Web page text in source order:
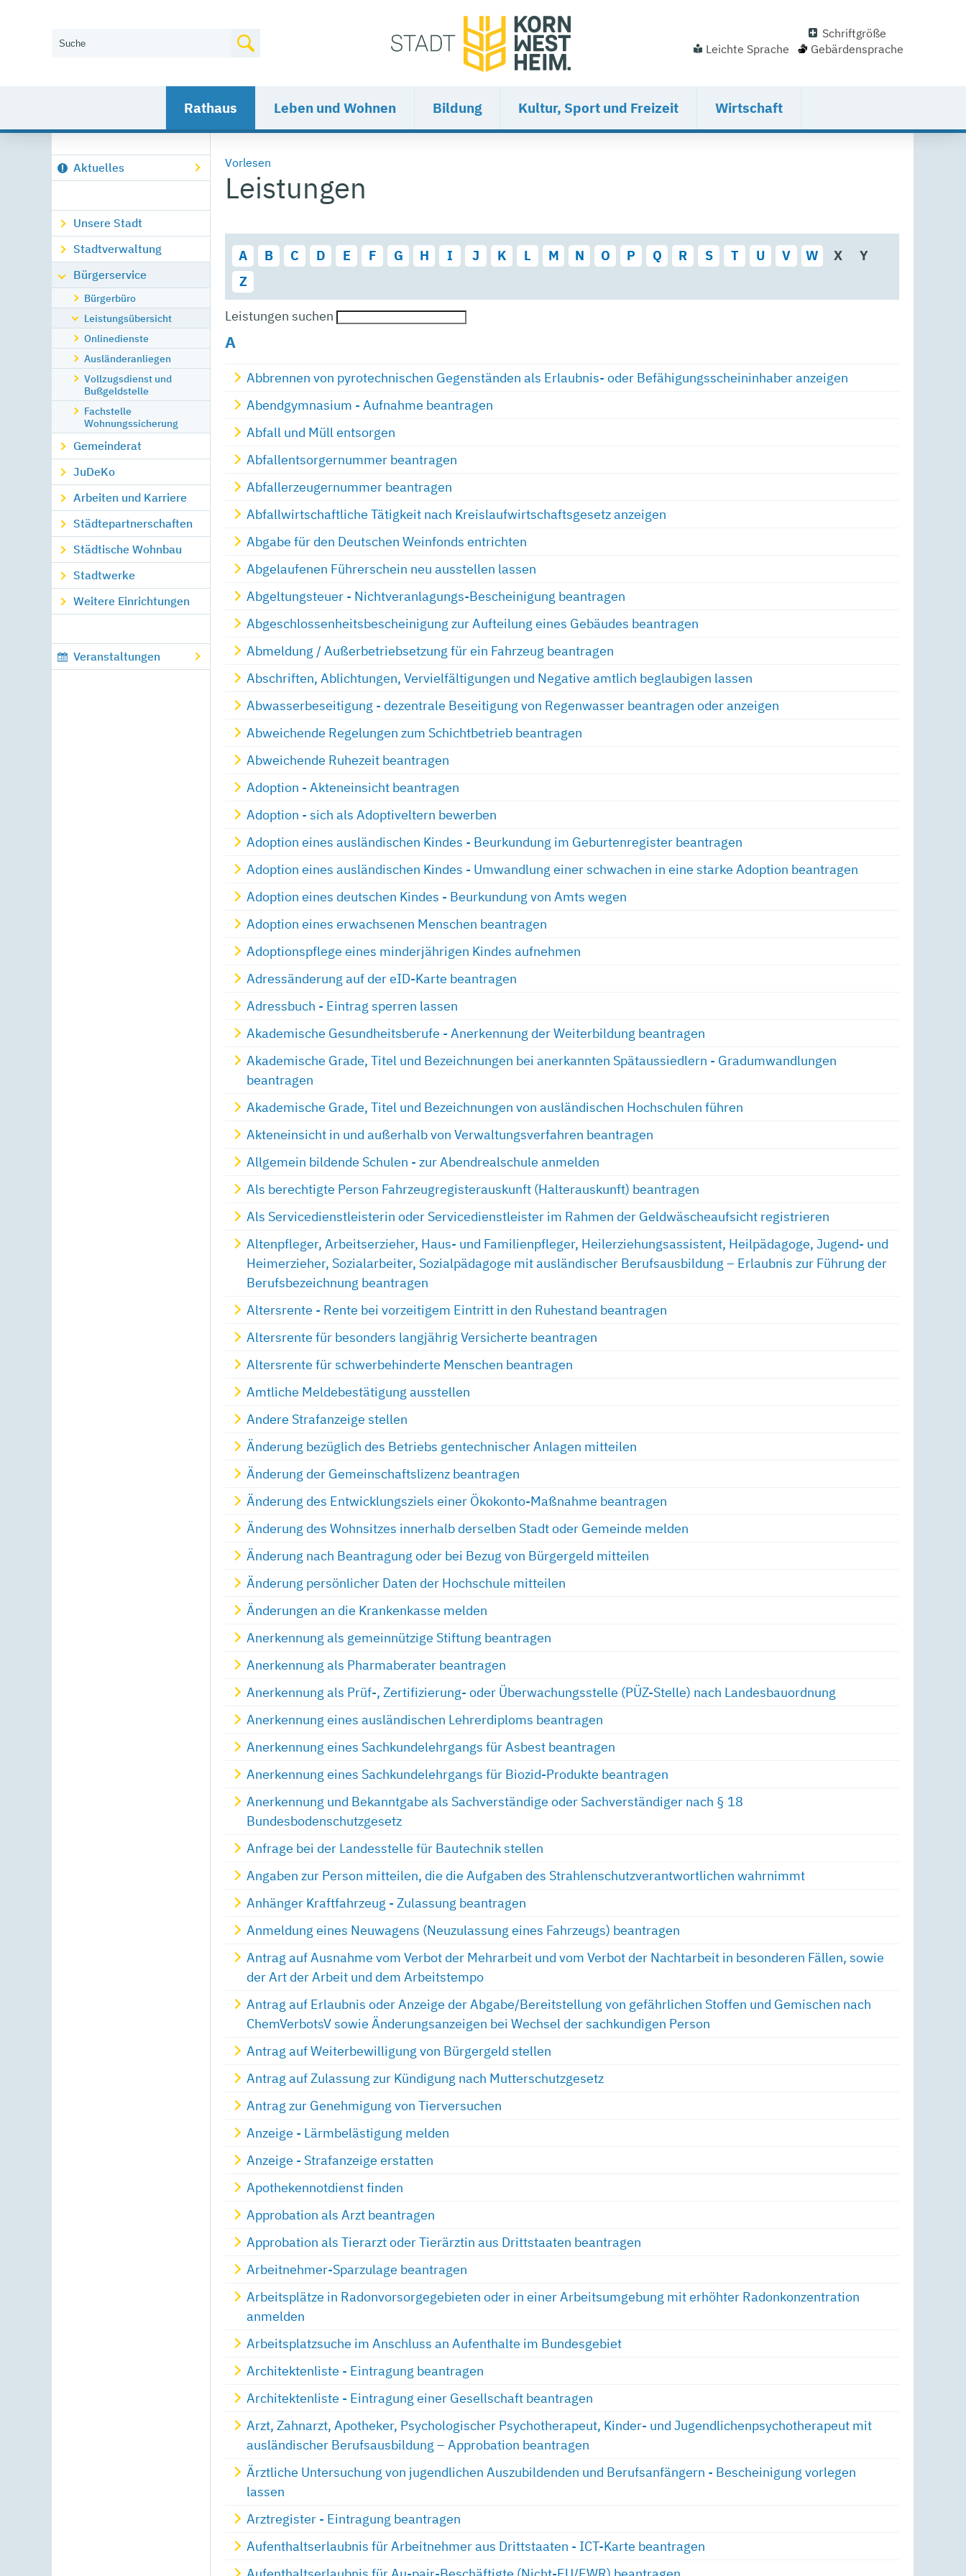
Schriftgröße
Leichte Sprache
Gebärdensprache
Rathaus Leben und Wohnen Bildung Kultur, Sport und Freizeit Wirtschaft
Aktuelles
Unsere Stadt
Stadtverwaltung
Bürgerservice
Bürgerbüro
Leistungsübersicht
Onlinedienste
Ausländeranliegen
Vollzugsdienst und
Bußgeldstelle
Fachstelle
Wohnungssicherung
Gemeinderat
JuDeKo
Arbeiten und Karriere
Städtepartnerschaften
Städtische Wohnbau
Stadtwerke
Weitere Einrichtungen
Veranstaltungen
Vorlesen
Leistungen
A B C D E F G H I J K L M N O P Q R S T U V W X
Y
Z
Leistungen suchen
A
Abbrennen von pyrotechnischen Gegenständen als Erlaubnis- oder Befähigungsscheininhaber anzeigen
Abendgymnasium - Aufnahme beantragen
Abfall und Müll entsorgen
Abfallentsorgernummer beantragen
Abfallerzeugernummer beantragen
Abfallwirtschaftliche Tätigkeit nach Kreislaufwirtschaftsgesetz anzeigen
Abgabe für den Deutschen Weinfonds entrichten
Abgelaufenen Führerschein neu ausstellen lassen
Abgeltungsteuer - Nichtveranlagungs-Bescheinigung beantragen
Abgeschlossenheitsbescheinigung zur Aufteilung eines Gebäudes beantragen
Abmeldung / Außerbetriebsetzung für ein Fahrzeug beantragen
Abschriften, Ablichtungen, Vervielfältigungen und Negative amtlich beglaubigen lassen
Abwasserbeseitigung - dezentrale Beseitigung von Regenwasser beantragen oder anzeigen
Abweichende Regelungen zum Schichtbetrieb beantragen
Abweichende Ruhezeit beantragen
Adoption - Akteneinsicht beantragen
Adoption - sich als Adoptiveltern bewerben
Adoption eines ausländischen Kindes - Beurkundung im Geburtenregister beantragen
Adoption eines ausländischen Kindes - Umwandlung einer schwachen in eine starke Adoption beantragen
Adoption eines deutschen Kindes - Beurkundung von Amts wegen
Adoption eines erwachsenen Menschen beantragen
Adoptionspflege eines minderjährigen Kindes aufnehmen
Adressänderung auf der eID-Karte beantragen
Adressbuch - Eintrag sperren lassen
Akademische Gesundheitsberufe - Anerkennung der Weiterbildung beantragen
Akademische Grade, Titel und Bezeichnungen bei anerkannten Spätaussiedlern - Gradumwandlungen
beantragen
Akademische Grade, Titel und Bezeichnungen von ausländischen Hochschulen führen
Akteneinsicht in und außerhalb von Verwaltungsverfahren beantragen
Allgemein bildende Schulen - zur Abendrealschule anmelden
Als berechtigte Person Fahrzeugregisterauskunft (Halterauskunft) beantragen
Als Servicedienstleisterin oder Servicedienstleister im Rahmen der Geldwäscheaufsicht registrieren
Altenpfleger, Arbeitserzieher, Haus- und Familienpfleger, Heilerziehungsassistent, Heilpädagoge, Jugend- und
Heimerzieher, Sozialarbeiter, Sozialpädagoge mit ausländischer Berufsausbildung – Erlaubnis zur Führung der
Berufsbezeichnung beantragen
Altersrente - Rente bei vorzeitigem Eintritt in den Ruhestand beantragen
Altersrente für besonders langjährig Versicherte beantragen
Altersrente für schwerbehinderte Menschen beantragen
Amtliche Meldebestätigung ausstellen
Andere Strafanzeige stellen
Änderung bezüglich des Betriebs gentechnischer Anlagen mitteilen
Änderung der Gemeinschaftslizenz beantragen
Änderung des Entwicklungsziels einer Ökokonto-Maßnahme beantragen
Änderung des Wohnsitzes innerhalb derselben Stadt oder Gemeinde melden
Änderung nach Beantragung oder bei Bezug von Bürgergeld mitteilen
Änderung persönlicher Daten der Hochschule mitteilen
Änderungen an die Krankenkasse melden
Anerkennung als gemeinnützige Stiftung beantragen
Anerkennung als Pharmaberater beantragen
Anerkennung als Prüf-, Zertifizierung- oder Überwachungsstelle (PÜZ-Stelle) nach Landesbauordnung
Anerkennung eines ausländischen Lehrerdiploms beantragen
Anerkennung eines Sachkundelehrgangs für Asbest beantragen
Anerkennung eines Sachkundelehrgangs für Biozid-Produkte beantragen
Anerkennung und Bekanntgabe als Sachverständige oder Sachverständiger nach § 18
Bundesbodenschutzgesetz
Anfrage bei der Landesstelle für Bautechnik stellen
Angaben zur Person mitteilen, die die Aufgaben des Strahlenschutzverantwortlichen wahrnimmt
Anhänger Kraftfahrzeug - Zulassung beantragen
Anmeldung eines Neuwagens (Neuzulassung eines Fahrzeugs) beantragen
Antrag auf Ausnahme vom Verbot der Mehrarbeit und vom Verbot der Nachtarbeit in besonderen Fällen, sowie
der Art der Arbeit und dem Arbeitstempo
Antrag auf Erlaubnis oder Anzeige der Abgabe/Bereitstellung von gefährlichen Stoffen und Gemischen nach
ChemVerbotsV sowie Änderungsanzeigen bei Wechsel der sachkundigen Person
Antrag auf Weiterbewilligung von Bürgergeld stellen
Antrag auf Zulassung zur Kündigung nach Mutterschutzgesetz
Antrag zur Genehmigung von Tierversuchen
Anzeige - Lärmbelästigung melden
Anzeige - Strafanzeige erstatten
Apothekennotdienst finden
Approbation als Arzt beantragen
Approbation als Tierarzt oder Tierärztin aus Drittstaaten beantragen
Arbeitnehmer-Sparzulage beantragen
Arbeitsplätze in Radonvorsorgegebieten oder in einer Arbeitsumgebung mit erhöhter Radonkonzentration
anmelden
Arbeitsplatzsuche im Anschluss an Aufenthalte im Bundesgebiet
Architektenliste - Eintragung beantragen
Architektenliste - Eintragung einer Gesellschaft beantragen
Arzt, Zahnarzt, Apotheker, Psychologischer Psychotherapeut, Kinder- und Jugendlichenpsychotherapeut mit
ausländischer Berufsausbildung – Approbation beantragen
Ärztliche Untersuchung von jugendlichen Auszubildenden und Berufsanfängern - Bescheinigung vorlegen
lassen
Arztregister - Eintragung beantragen
Aufenthaltserlaubnis für Arbeitnehmer aus Drittstaaten - ICT-Karte beantragen